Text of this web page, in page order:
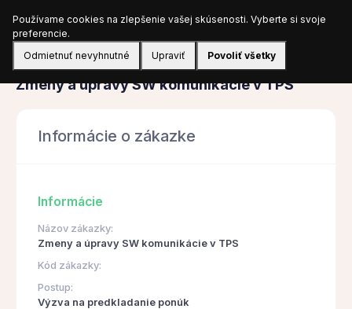
Prihlásiť sa
Obstarávanie
Zmeny a úpravy SW komunikácie v TPS
Informácie o zákazke
Informácie
Názov zákazky:
Zmeny a úpravy SW komunikácie v TPS
Kód zákazky:
Postup:
Výzva na predkladanie ponúk
Používame cookies na zlepšenie vašej skúsenosti. Vyberte si svoje
preferencie.
Odmietnuť nevyhnutné
Upraviť Povoliť všetky